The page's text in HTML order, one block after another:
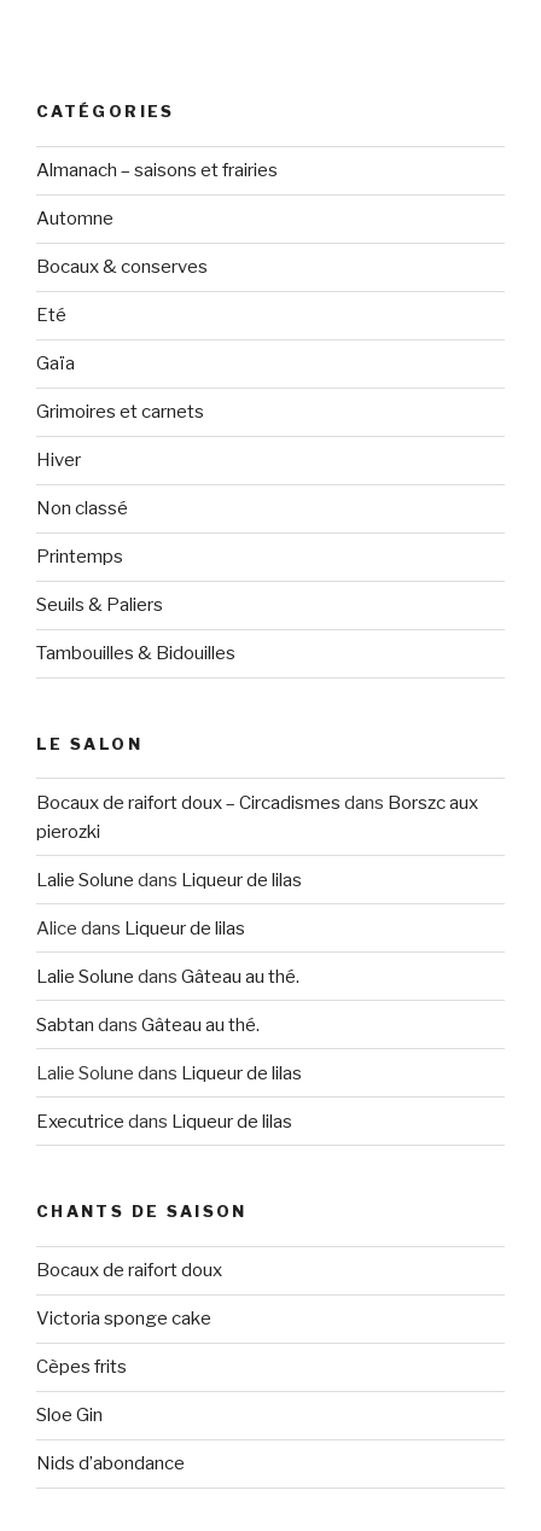
CATÉGORIES
Almanach – saisons et frairies
Automne
Bocaux & conserves
Eté
Gaïa
Grimoires et carnets
Hiver
Non classé
Printemps
Seuils & Paliers
Tambouilles & Bidouilles
LE SALON
Bocaux de raifort doux – Circadismes dans Borszc aux
pierozki
Lalie Solune dans Liqueur de lilas
Alice dans Liqueur de lilas
Lalie Solune dans Gâteau au thé.
Sabtan dans Gâteau au thé.
Lalie Solune dans Liqueur de lilas
Executrice dans Liqueur de lilas
CHANTS DE SAISON
Bocaux de raifort doux
Victoria sponge cake
Cèpes frits
Sloe Gin
Nids d’abondance